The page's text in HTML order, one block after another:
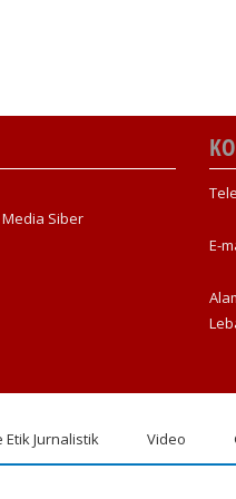
Siber
E-
Etik Jurnalistik Video